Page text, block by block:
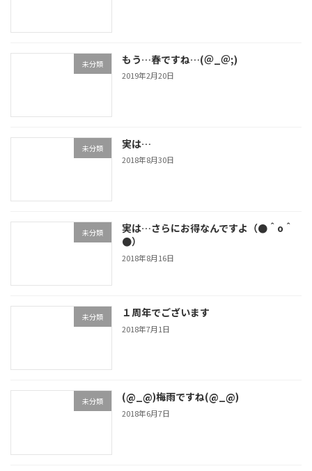
未分類 もう…春ですね…(＠_＠;)
2019年2月20日
未分類 実は…
2018年8月30日
未分類
実は…さらにお得なんですよ（●＾o＾
●）
2018年8月16日
未分類 １周年でございます
2018年7月1日
未分類 (@_@)梅雨ですね(@_@)
2018年6月7日